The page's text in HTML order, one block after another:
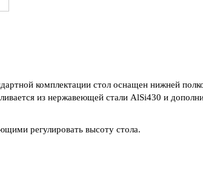
комплектации стол оснащен нижней
из нержавеющей стали AlSi430 и
регулировать высоту стола.